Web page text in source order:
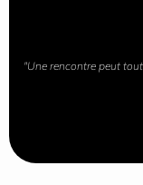
"Une rencontre peut